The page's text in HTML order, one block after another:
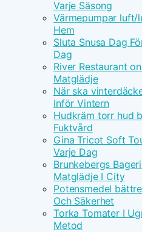
Varje Säsong
Värmepumpar
Hem
Sluta Snusa Dag
Dag
River Restaurant
Matglädje
När ska
Inför Vintern
Hudkräm torr hud
Fuktvård
Gina Tricot Soft
Varje Dag
Brunkebergs
Matglädje I City
Potensmedel
Och Säkerhet
Torka Tomater I
Metod